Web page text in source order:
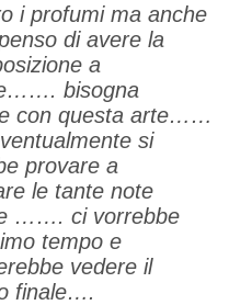
i profumi ma anche
di avere la
a
bisogna
con questa arte……
si
provare a
le tante note
……. ci vorrebbe
tempo e
vedere il
finale….